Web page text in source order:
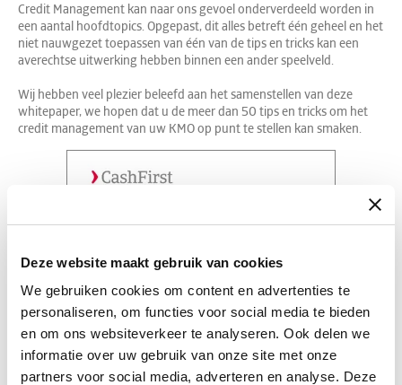
Deze website maakt gebruik van cookies
We gebruiken cookies om content en advertenties te
personaliseren, om functies voor social media te bieden
en om ons websiteverkeer te analyseren. Ook delen we
informatie over uw gebruik van onze site met onze
partners voor social media, adverteren en analyse. Deze
Credit Management kan naar ons gevoel onderverdeeld worden in
een aantal hoofdtopics. Opgepast, dit alles betreft één geheel en het
niet nauwgezet toepassen van één van de tips en tricks kan een
averechtse uitwerking hebben binnen een ander speelveld.
Wij hebben veel plezier beleefd aan het samenstellen van deze
whitepaper, we hopen dat u de meer dan 50 tips en tricks om het
credit management van uw KMO op punt te stellen kan smaken.